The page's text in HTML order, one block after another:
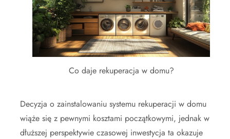
Co daje rekuperacja w domu?
Decyzja o zainstalowaniu systemu rekuperacji w domu
wiąże się z pewnymi kosztami początkowymi, jednak w
dłuższej perspektywie czasowej inwestycja ta okazuje